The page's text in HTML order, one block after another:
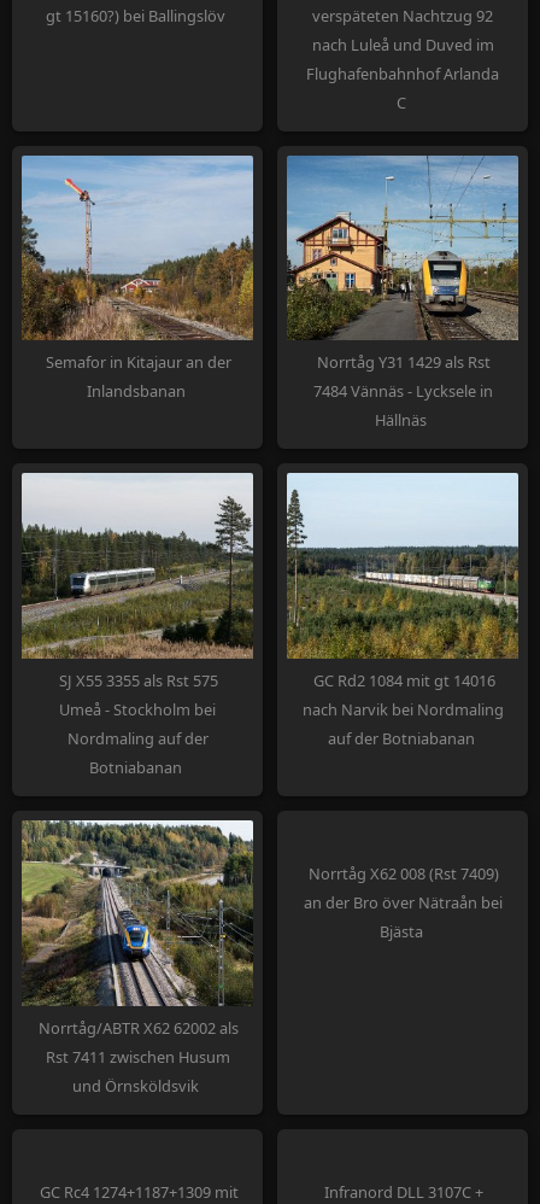
gt 15160?) bei Ballingslöv
verspäteten Nachtzug 92
nach Luleå und Duved im
Flughafenbahnhof Arlanda
C
Semafor in Kitajaur an der
Inlandsbanan
Norrtåg Y31 1429 als Rst
7484 Vännäs - Lycksele in
Hällnäs
SJ X55 3355 als Rst 575
Umeå - Stockholm bei
Nordmaling auf der
Botniabanan
GC Rd2 1084 mit gt 14016
nach Narvik bei Nordmaling
auf der Botniabanan
Norrtåg/ABTR X62 62002 als
Rst 7411 zwischen Husum
und Örnsköldsvik
Norrtåg X62 008 (Rst 7409)
an der Bro över Nätraån bei
Bjästa
GC Rc4 1274+1187+1309 mit
Infranord DLL 3107C +